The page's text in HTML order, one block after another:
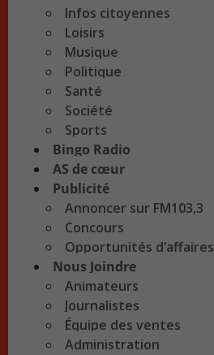
Infos citoyennes
Loisirs
Musique
Politique
Santé
Société
Sports
Bingo Radio
AS de cœur
Publicité
Annoncer sur FM103,3
Concours
Opportunités d’affaires
Nous Joindre
Animateurs
Journalistes
Équipe des ventes
Administration